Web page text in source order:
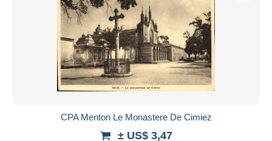
CPA Menton Le Monastere De Cimiez
± US$ 3,47